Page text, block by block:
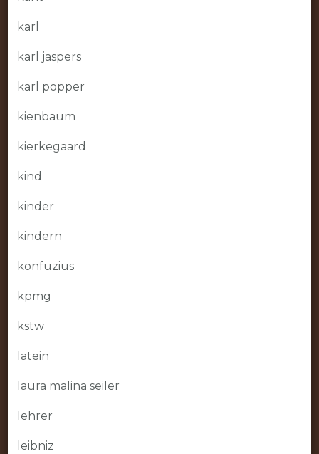
karl
karl jaspers
karl popper
kienbaum
kierkegaard
kind
kinder
kindern
konfuzius
kpmg
kstw
latein
laura malina seiler
lehrer
leibniz